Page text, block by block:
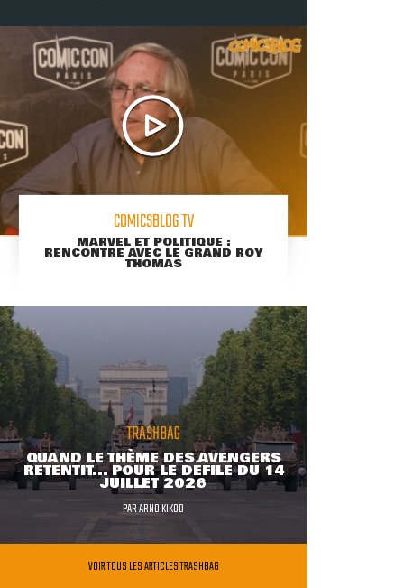
COMICSBLOG TV
MARVEL ET POLITIQUE :
RENCONTRE AVEC LE GRAND ROY
THOMAS
TRASHBAG
QUAND LE THÈME DES AVENGERS
RETENTIT... POUR LE DÉFILÉ DU 14
JUILLET 2026
PARARNO KIKOO
VOIR TOUS LES ARTICLES TRASHBAG